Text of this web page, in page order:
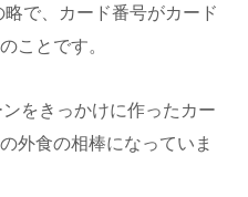
略で、カード番号がカード
ことです。
をきっかけに作ったカー
外食の相棒になっていま